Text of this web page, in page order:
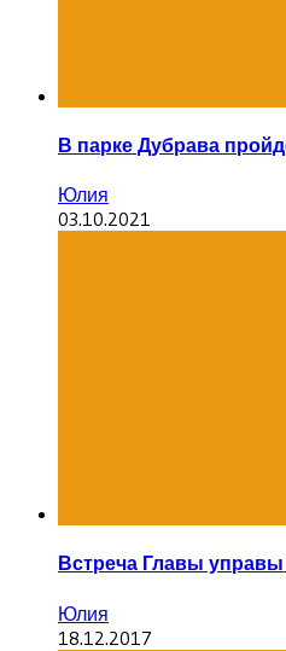
В парке Дубрава
Юлия
03.10.2021
Встреча Главы
Юлия
18.12.2017